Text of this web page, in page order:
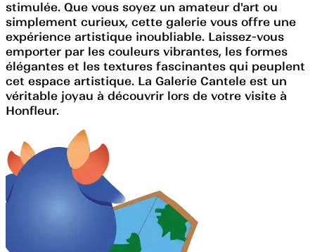
stimulée. Que vous soyez un amateur d'art ou
simplement curieux, cette galerie vous offre une
expérience artistique inoubliable. Laissez-vous
emporter par les couleurs vibrantes, les formes
élégantes et les textures fascinantes qui peuplent
cet espace artistique. La Galerie Cantele est un
véritable joyau à découvrir lors de votre visite à
Honfleur.